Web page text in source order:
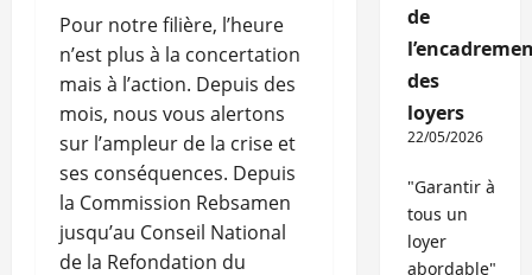
Pour notre filière, l’heure
n’est plus à la concertation
mais à l’action. Depuis des
mois, nous vous alertons
sur l’ampleur de la crise et
ses conséquences. Depuis
la Commission Rebsamen
jusqu’au Conseil National
de la Refondation du
de
des
loyers
22/05/2026
"Garantir à
tous un
loyer
abordable"